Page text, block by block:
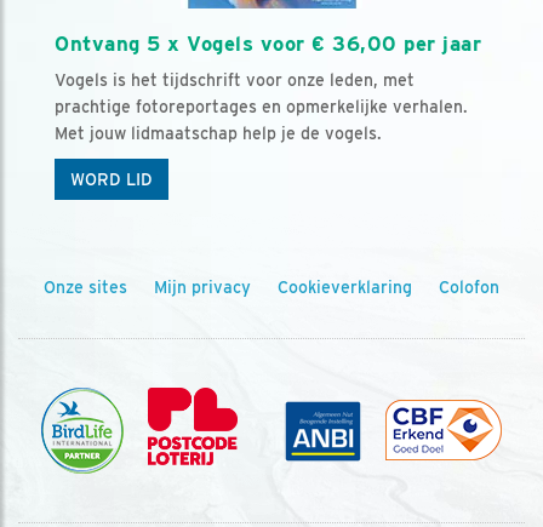
Ontvang 5 x Vogels voor € 36,00 per jaar
Vogels is het tijdschrift voor onze leden, met
prachtige fotoreportages en opmerkelijke verhalen.
Met jouw lidmaatschap help je de vogels.
WORD LID
Onze sites Mijn privacy Cookieverklaring Colofon